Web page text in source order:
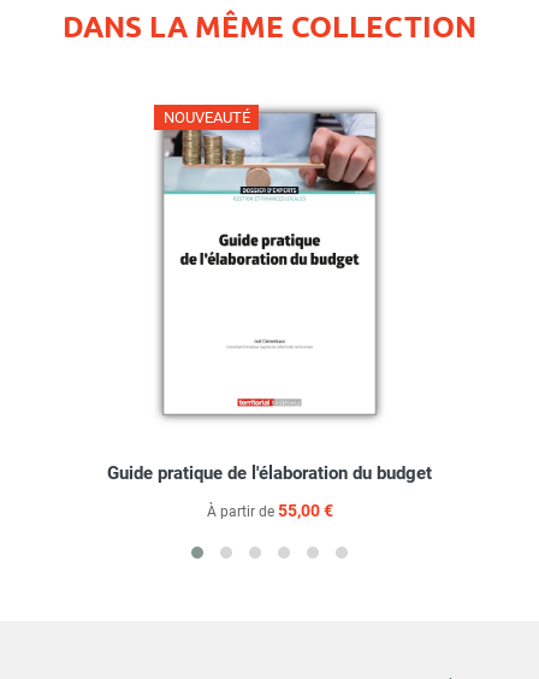
DANS LA MÊME COLLECTION
NOUVEAUTÉ
Guide pratique de l'élaboration du budget
À partir de 55,00 €